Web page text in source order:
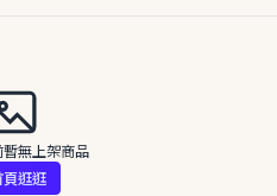
無上架商品
逛逛